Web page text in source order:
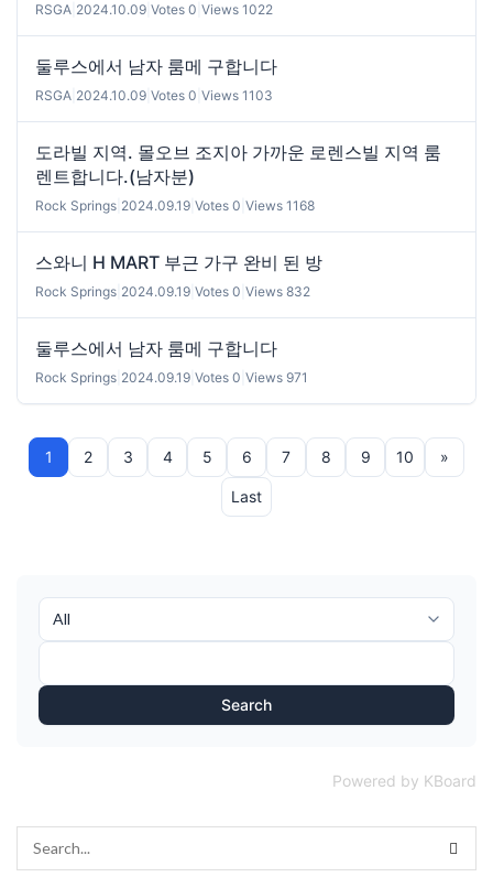
RSGA 2024.10.09 Votes 0 Views 1022
둘루스에서 남자 룸메 구합니다
RSGA 2024.10.09 Votes 0 Views 1103
도라빌 지역. 몰오브 조지아 가까운 로렌스빌 지역 룸
렌트합니다.(남자분)
Rock Springs 2024.09.19 Votes 0 Views 1168
스와니 H MART 부근 가구 완비 된 방
Rock Springs 2024.09.19 Votes 0 Views 832
둘루스에서 남자 룸메 구합니다
Rock Springs 2024.09.19 Votes 0 Views 971
1 2 3 4 5 6 7 8 9 10 »
Last
Search
Powered by KBoard